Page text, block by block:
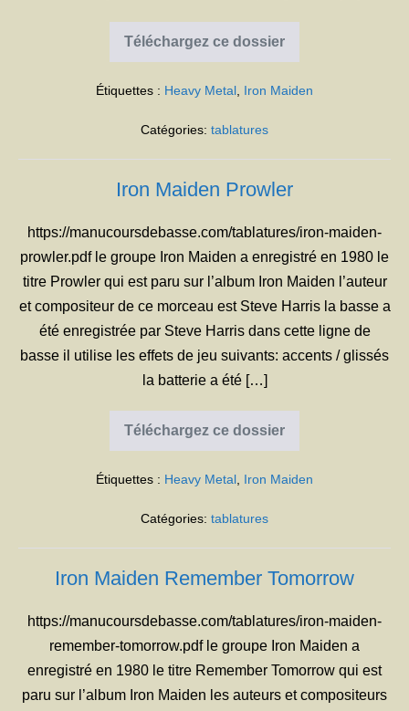
Téléchargez ce dossier
Iron
Maiden
Of
Étiquettes : Heavy Metal, Iron Maiden
Catégories: tablatures
Iron Maiden Prowler
https://manucoursdebasse.com/tablatures/iron-maiden-
prowler.pdf le groupe Iron Maiden a enregistré en 1980 le
titre Prowler qui est paru sur l’album Iron Maiden l’auteur
et compositeur de ce morceau est Steve Harris la basse a
été enregistrée par Steve Harris dans cette ligne de
basse il utilise les effets de jeu suivants: accents / glissés
la batterie a été […]
Téléchargez ce dossier
Iron
Maiden
Étiquettes : Heavy Metal, Iron Maiden
Catégories: tablatures
Iron Maiden Remember Tomorrow
https://manucoursdebasse.com/tablatures/iron-maiden-
remember-tomorrow.pdf le groupe Iron Maiden a
enregistré en 1980 le titre Remember Tomorrow qui est
paru sur l’album Iron Maiden les auteurs et compositeurs